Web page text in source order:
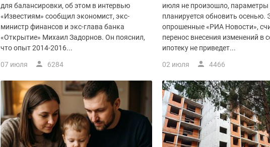
для балансировки, об этом в интервью
«Известиям» сообщил экономист, экс-
министр финансов и экс-глава банка
«Открытие» Михаил Задорнов. Он пояснил,
что опыт 2014-2016...
07 июля 6284
июля не произошло,
планируется обновить осенью.
опрошенные «РИА Новости»,
перенос внесения изменений в
ипотеку не приведет...
02 июля 4466